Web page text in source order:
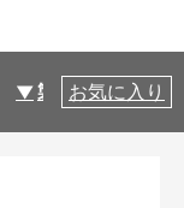
製品仕様
お気に入り